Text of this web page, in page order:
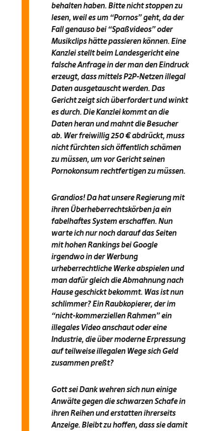
behalten haben. Bitte nicht stoppen zu
lesen, weil es um “Pornos” geht, da der
Fall genauso bei “Spaßvideos” oder
Musikclips hätte passieren können. Eine
Kanzlei stellt beim Landesgericht eine
falsche Anfrage in der man den Eindruck
erzeugt, dass mittels P2P-Netzen illegal
Daten ausgetauscht werden. Das
Gericht zeigt sich überfordert und winkt
es durch. Die Kanzlei kommt an die
Daten heran und mahnt die Besucher
ab. Wer freiwillig 250 € abdrückt, muss
nicht fürchten sich öffentlich schämen
zu müssen, um vor Gericht seinen
Pornokonsum rechtfertigen zu müssen.
Grandios! Da hat unsere Regierung mit
ihren Überheberrechtskörben ja ein
fabelhaftes System erschaffen. Nun
warte ich nur noch darauf das Seiten
mit hohen Rankings bei Google
irgendwo in der Werbung
urheberrechtliche Werke abspielen und
man dafür gleich die Abmahnung nach
Hause geschickt bekommt. Was ist nun
schlimmer? Ein Raubkopierer, der im
“nicht-kommerziellen Rahmen” ein
illegales Video anschaut oder eine
Industrie, die über moderne Erpressung
auf teilweise illegalen Wege sich Geld
zusammen preßt?
Gott sei Dank wehren sich nun einige
Anwälte gegen die schwarzen Schafe in
ihren Reihen und erstatten ihrerseits
Anzeige. Bleibt zu hoffen, dass sie damit